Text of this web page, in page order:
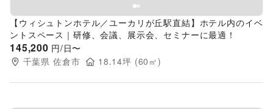
【ウィシュトンホテル／ユーカリが丘駅直結】ホテル内のイベ
ントスペース｜研修、会議、展示会、セミナーに最適！
145,200 円/日〜
千葉県 佐倉市 18.14坪 (60 ㎡)